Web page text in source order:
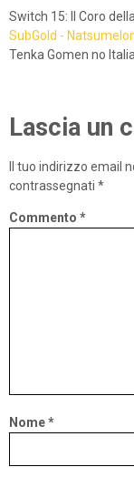
Switch 15: Il Coro
SubGold -
Tenka Gomen no
Lascia un
Il tuo indirizzo email
contrassegnati *
Commento *
Nome*